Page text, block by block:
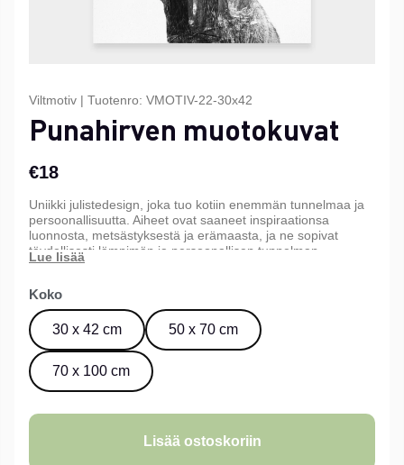
Viltmotiv | Tuotenro: VMOTIV-22-30x42
Punahirven muotokuvat
€18
Uniikki julistedesign, joka tuo kotiin enemmän tunnelmaa ja
persoonallisuutta. Aiheet ovat saaneet inspiraationsa
luonnosta, metsästyksestä ja erämaasta, ja ne sopivat
täydellisesti lämpimän ja persoonallisen tunnelman
luomiseen kotiin, mökille tai toimistoon. Saatavana kolmessa
Koko
30 x 42 cm 50 x 70 cm
70 x 100 cm
Lisää ostoskoriin